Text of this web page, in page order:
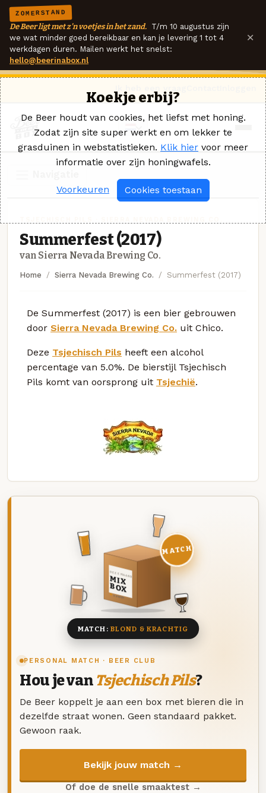
ZOMERSTAND
De Beer ligt met z'n voetjes in het zand. T/m 10 augustus zijn
we wat minder goed bereikbaar en kan je levering 1 tot 4
werkdagen duren. Mailen werkt het snelst:
hello@beerinabox.nl
×
Summerfest (2017)
van Sierra Nevada Brewing Co.
Home Sierra Nevada Brewing Co. Summerfest (2017)
De Summerfest (2017) is een bier gebrouwen
door Sierra Nevada Brewing Co. uit Chico.
Deze Tsjechisch Pils heeft een alcohol
percentage van 5.0%. De bierstijl Tsjechisch
Pils komt van oorsprong uit Tsjechië.
PERSONAL MATCH · BEER CLUB
Hou je van Tsjechisch Pils?
De Beer koppelt je aan een box met bieren die in
dezelfde straat wonen. Geen standaard pakket.
Gewoon raak.
Bekijk jouw match →
Of doe de snelle smaaktest →
DEZE MAAND
MIX
BOX
8 BIEREN
MATCH
MATCH: BLOND & KRACHTIG
Koekje erbij?
De Beer houdt van cookies, het liefst met honing.
Zodat zijn site super werkt en om lekker te
grasduinen in webstatistieken. Klik hier voor meer
informatie over zijn honingwafels.
Voorkeuren Cookies toestaan